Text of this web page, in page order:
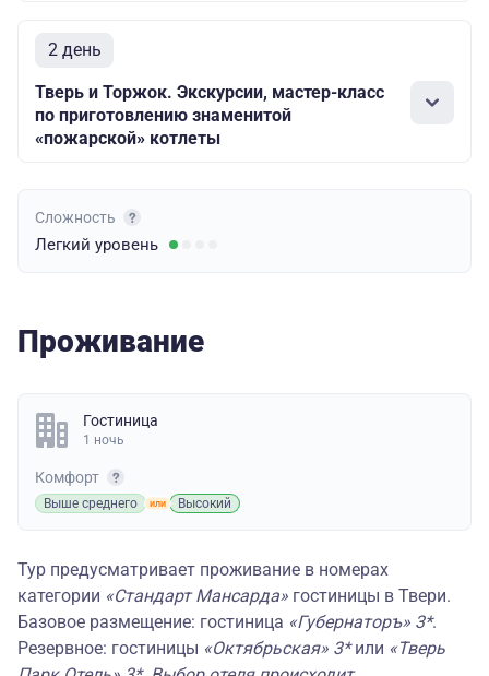
2 день
Тверь и Торжок. Экскурсии, мастер-класс
по приготовлению знаменитой
«пожарской» котлеты
Сложность
Легкий уровень
Проживание
Гостиница
1 ночь
Комфорт
Выше среднего Высокий
Тур предусматривает проживание в номерах
категории «Стандарт Мансарда» гостиницы в Твери.
Базовое размещение: гостиница «Губернаторъ» 3*.
Резервное: гостиницы «Октябрьская» 3*или «Тверь